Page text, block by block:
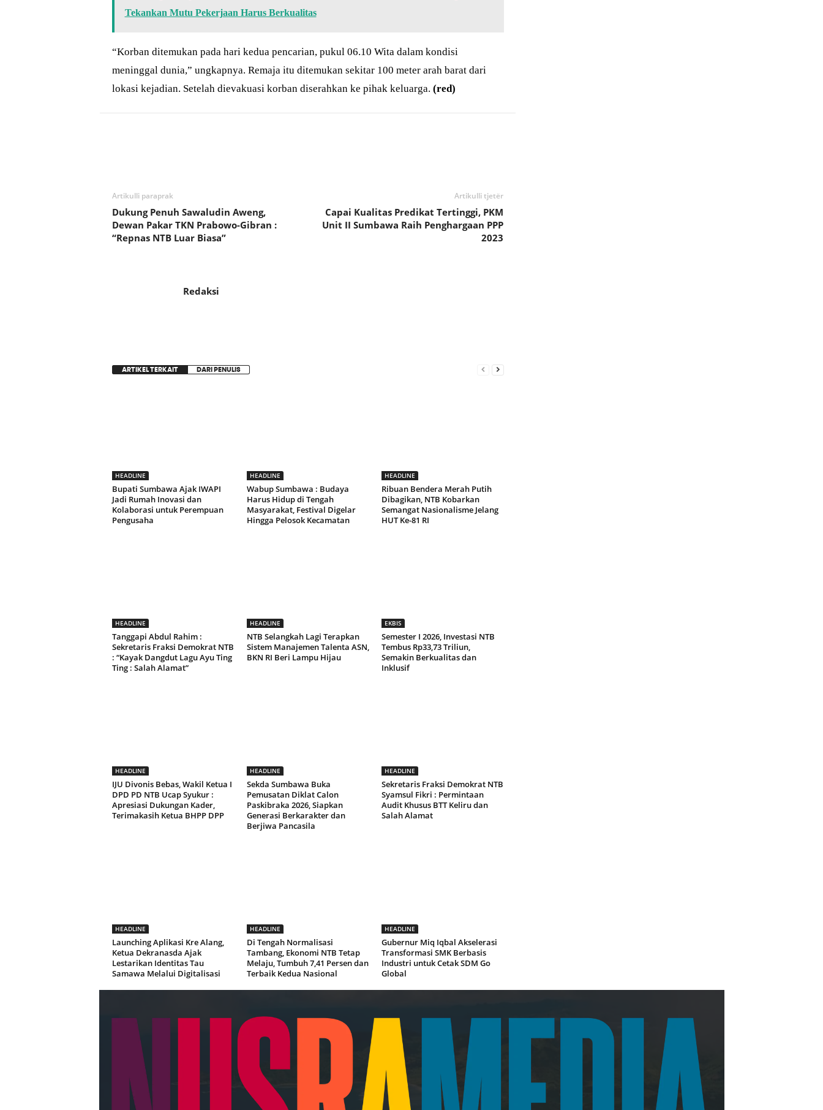
Tekankan Mutu Pekerjaan Harus Berkualitas
“Korban ditemukan pada hari kedua pencarian, pukul 06.10 Wita dalam kondisi
meninggal dunia,” ungkapnya. Remaja itu ditemukan sekitar 100 meter arah barat dari
lokasi kejadian. Setelah dievakuasi korban diserahkan ke pihak keluarga. (red)
Artikulli paraprak
Dukung Penuh Sawaludin Aweng,
Dewan Pakar TKN Prabowo-Gibran :
“Repnas NTB Luar Biasa”
Artikulli tjetër
Capai Kualitas Predikat Tertinggi, PKM
Unit II Sumbawa Raih Penghargaan PPP
2023
Redaksi
ARTIKEL TERKAIT DARI PENULIS
HEADLINE
Bupati Sumbawa Ajak IWAPI
Jadi Rumah Inovasi dan
Kolaborasi untuk Perempuan
Pengusaha
HEADLINE
Wabup Sumbawa : Budaya
Harus Hidup di Tengah
Masyarakat, Festival Digelar
Hingga Pelosok Kecamatan
HEADLINE
Ribuan Bendera Merah Putih
Dibagikan, NTB Kobarkan
Semangat Nasionalisme Jelang
HUT Ke-81 RI
HEADLINE
Tanggapi Abdul Rahim :
Sekretaris Fraksi Demokrat NTB
: “Kayak Dangdut Lagu Ayu Ting
Ting : Salah Alamat”
HEADLINE
NTB Selangkah Lagi Terapkan
Sistem Manajemen Talenta ASN,
BKN RI Beri Lampu Hijau
EKBIS
Semester I 2026, Investasi NTB
Tembus Rp33,73 Triliun,
Semakin Berkualitas dan
Inklusif
HEADLINE
IJU Divonis Bebas, Wakil Ketua I
DPD PD NTB Ucap Syukur :
Apresiasi Dukungan Kader,
Terimakasih Ketua BHPP DPP
HEADLINE
Sekda Sumbawa Buka
Pemusatan Diklat Calon
Paskibraka 2026, Siapkan
Generasi Berkarakter dan
Berjiwa Pancasila
HEADLINE
Sekretaris Fraksi Demokrat NTB
Syamsul Fikri : Permintaan
Audit Khusus BTT Keliru dan
Salah Alamat
HEADLINE
Launching Aplikasi Kre Alang,
Ketua Dekranasda Ajak
Lestarikan Identitas Tau
Samawa Melalui Digitalisasi
HEADLINE
Di Tengah Normalisasi
Tambang, Ekonomi NTB Tetap
Melaju, Tumbuh 7,41 Persen dan
Terbaik Kedua Nasional
HEADLINE
Gubernur Miq Iqbal Akselerasi
Transformasi SMK Berbasis
Industri untuk Cetak SDM Go
Global